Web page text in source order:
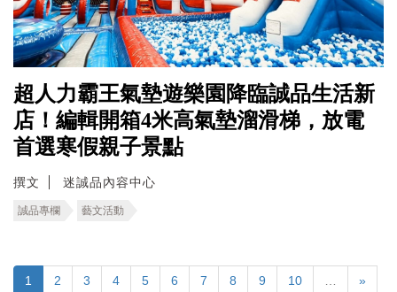
超人力霸王氣墊遊樂園降臨誠品生活新
店！編輯開箱4米高氣墊溜滑梯，放電
首選寒假親子景點
撰文 迷誠品內容中心
誠品專欄 藝文活動
1 2 3 4 5 6 7 8 9 10 »